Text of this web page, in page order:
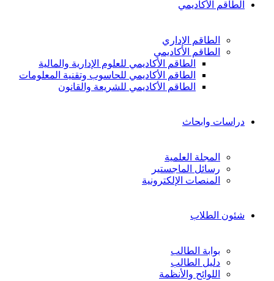
الطاقم الأكاديمي
الطاقم الإداري
الطاقم الأكاديمي
الطاقم الأكاديمي للعلوم الإدارية والمالية
الطاقم الأكاديمي للحاسوب وتقنية المعلومات
الطاقم الأكاديمي للشريعة والقانون
دراسات وابحاث
المجلة العلمية
رسائل الماجستير
المنصات الإلكترونية
شئون الطلاب
بوابة الطالب
دليل الطالب
اللوائح والأنظمة